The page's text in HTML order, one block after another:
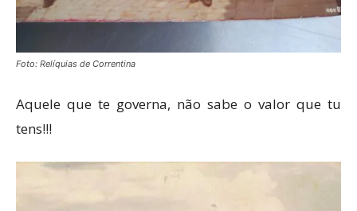
Foto: Relíquias de Correntina
Aquele que te governa, não sabe o valor que tu
tens!!!